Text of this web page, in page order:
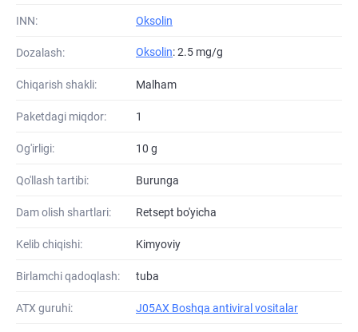
INN: Oksolin
Dozalash: Oksolin: 2.5 mg/g
Chiqarish shakli: Malham
Paketdagi miqdor: 1
Og'irligi: 10 g
Qo'llash tartibi: Burunga
Dam olish shartlari: Retsept bo'yicha
Kelib chiqishi: Kimyoviy
Birlamchi qadoqlash: tuba
ATХ guruhi: J05AX Boshqa antiviral vositalar